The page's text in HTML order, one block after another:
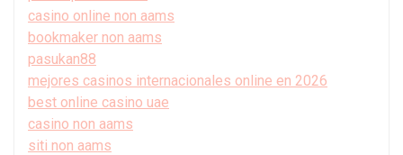
casino online non aams
bookmaker non aams
pasukan88
mejores casinos internacionales online en 2026
best online casino uae
casino non aams
siti non aams